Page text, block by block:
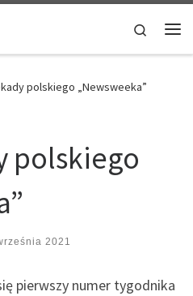
Search
polskiego „Newsweeka”
polskiego
2021
pierwszy numer tygodnika